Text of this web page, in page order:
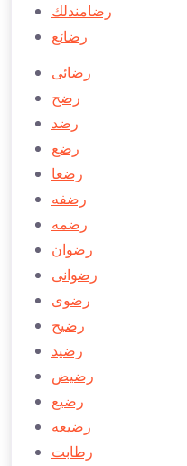
رضامندلك
رضائع
رضائی
رضح
رضد
رضع
رضعا
رضفه
رضمه
رضوان
رضوانی
رضوی
رضيح
رضید
رضیض
رضيع
رضيعه
رطابت